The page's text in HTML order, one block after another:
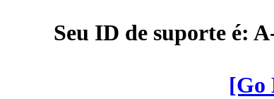
Seu ID de suporte é:
[Go